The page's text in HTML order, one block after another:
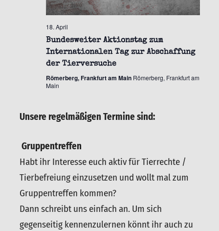
18. April
Bundesweiter Aktionstag zum
Internationalen Tag zur Abschaffung
der Tierversuche
Römerberg, Frankfurt am Main Römerberg, Frankfurt am
Main
Unsere regelmäßigen Termine sind:
Gruppentreffen
Habt ihr Interesse euch aktiv für Tierrechte /
Tierbefreiung einzusetzen und wollt mal zum
Gruppentreffen kommen?
Dann schreibt uns einfach an. Um sich
gegenseitig kennenzulernen könnt ihr auch zu